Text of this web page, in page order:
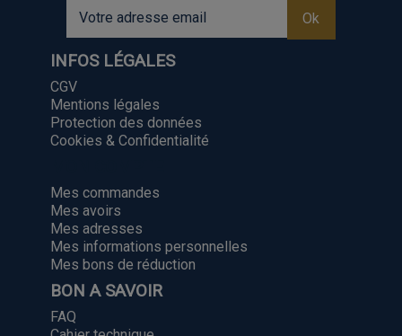
INFOS LÉGALES
CGV
Mentions légales
Protection des données
Cookies & Confidentialité
Mes commandes
Mes avoirs
Mes adresses
Mes informations personnelles
Mes bons de réduction
BON A SAVOIR
FAQ